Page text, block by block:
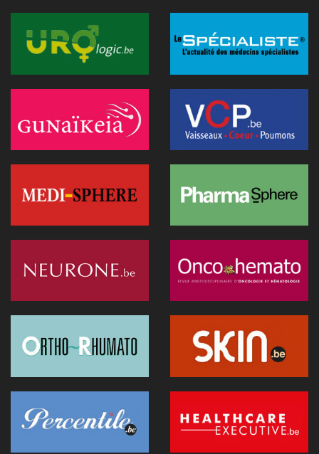
L’Hôpital Imelda premier en Belgique à déployer une IA
réduisant la dose de rayonnement en cathétérisme
06 juillet 2026 - 10:49
02 juillet 2026 - 14:35
Anthropic lance "Claude Science", un espace de travail IA
pour la recherche biomédicale
01 juillet 2026 - 20:51
Première belge: une capsule immersive de réalité virtuelle
01 juillet 2026 - 13:12
déploiement de l'IA dans les soins
27 juin 2026 - 15:09
Canicule : un hôpital flamand contraint de reporter des
opérations après la surchauffe d’un serveur